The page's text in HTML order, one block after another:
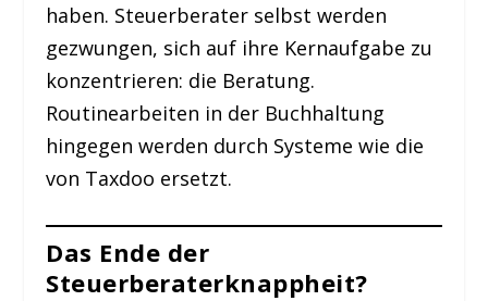
haben. Steuerberater selbst werden
gezwungen, sich auf ihre Kernaufgabe zu
konzentrieren: die Beratung.
Routinearbeiten in der Buchhaltung
hingegen werden durch Systeme wie die
von Taxdoo ersetzt.
Das Ende der
Steuerberaterknappheit?